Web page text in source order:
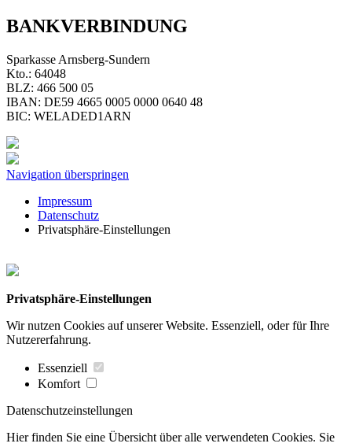
BANKVERBINDUNG
Sparkasse Arnsberg-Sundern
Kto.: 64048
BLZ: 466 500 05
IBAN: DE59 4665 0005 0000 0640 48
BIC: WELADED1ARN
Navigation überspringen
Impressum
Datenschutz
Privatsphäre-Einstellungen
Privatsphäre-Einstellungen
Wir nutzen Cookies auf unserer Website. Essenziell, oder für Ihre
Nutzererfahrung.
Essenziell
Komfort
Datenschutzeinstellungen
Hier finden Sie eine Übersicht über alle verwendeten Cookies. Sie